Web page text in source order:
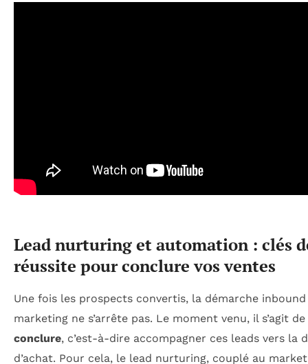
Lead nurturing et automation : clés
réussite pour conclure vos ventes
Une fois les prospects convertis, la démarche inbound
marketing ne s’arrête pas. Le moment venu, il s’agit de
conclure, c’est-à-dire accompagner ces leads vers la
d’achat. Pour cela, le lead nurturing, couplé au